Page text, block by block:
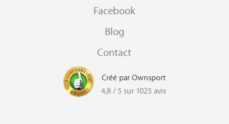
Facebook
Blog
Contact
Créé par Ownsport
4,8 / 5 sur 1025 avis